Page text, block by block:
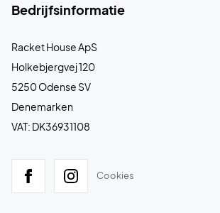
Bedrijfsinformatie
Racket House ApS
Holkebjergvej 120
5250 Odense SV
Denemarken
VAT: DK36931108
Cookies